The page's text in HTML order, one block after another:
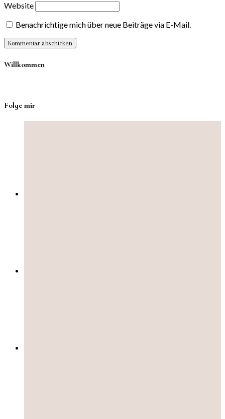
Website
Benachrichtige mich über neue Beiträge via E-Mail.
Willkommen
Folge mir